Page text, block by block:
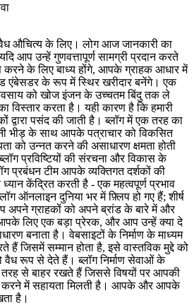
औचित्य के लिए। लोग आज जानकारी का
आप उन्हें गुणवत्तापूर्ण सामग्री प्रदान करते
करने के लिए बाध्य होंगे, आपके ग्राहक आधार में
एंबेसडर के रूप में स्थिर खरीदार बनेंगे। एक
को खोज इंजन के उच्चतम बिंदु तक ले
विस्तार करता है। यही कारण है कि हमारी
द्वारा पसंद की जाती है। ब्लॉग में एक तरह का
भीड़ के साथ आपके पत्राचार को विकसित
को उन्नत करने की असाधारण क्षमता होती
प्रविष्टियों की संरचना और विकास के
प्रबंधन टीम आपके व्यक्तिगत दर्शकों की
ध्यान केंद्रित करती है - एक महत्वपूर्ण प्रभाव
ऑनलाइन दुनिया भर में फ़्लिप हो गए हैं; शीर्ष
अपने ग्राहकों को अपने ब्रांड के बारे में और
लिए एक बड़ा प्रेरक, और आप उन्हें क्या दे
बनाता है। वेबसाइटों के निर्माण के माध्यम
जिसमें सम्मान होता है, इसे वास्तविक मुद्दे को
वैध रूप से देते हैं। ब्लॉग निर्माण सेवाओं के
से बाहर रखते हैं जिससे विषयों पर आपकी
करने में सहायता मिलती है। आपके और आपके
है।